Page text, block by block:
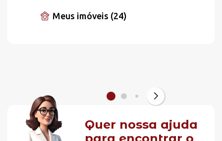
Meus imóveis (24)
Quer nossa ajuda